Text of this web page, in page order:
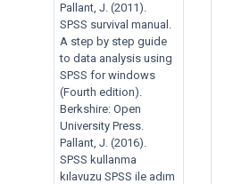
Pallant, J. (2011).
SPSS survival manual.
A step by step guide
to data analysis using
SPSS for windows
(Fourth edition).
Berkshire: Open
University Press.
Pallant, J. (2016).
SPSS kullanma
kılavuzu SPSS ile adım